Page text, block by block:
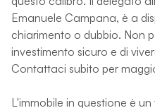
Emanuele Campana, è a
chiarimento o dubbio. Non
investimento sicuro e di
Contattaci subito per
L'immobile in questione è